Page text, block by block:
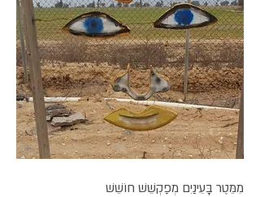
מִמֵּטֶר בָּעֵינַיִם מְפַקְשֵׁשׁ חוֹשֵׁשׁ